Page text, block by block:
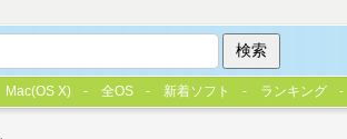
Mac(OS X) 全OS 新着ソフト ランキング